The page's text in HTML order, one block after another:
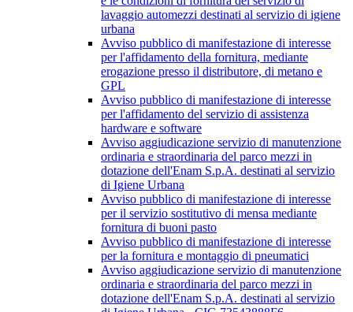
lavaggio automezzi destinati al servizio di igiene
urbana
Avviso pubblico di manifestazione di interesse
per l'affidamento della fornitura, mediante
erogazione presso il distributore, di metano e
GPL
Avviso pubblico di manifestazione di interesse
per l'affidamento del servizio di assistenza
hardware e software
Avviso aggiudicazione servizio di manutenzione
ordinaria e straordinaria del parco mezzi in
dotazione dell'Enam S.p.A. destinati al servizio
di Igiene Urbana
Avviso pubblico di manifestazione di interesse
per il servizio sostitutivo di mensa mediante
fornitura di buoni pasto
Avviso pubblico di manifestazione di interesse
per la fornitura e montaggio di pneumatici
Avviso aggiudicazione servizio di manutenzione
ordinaria e straordinaria del parco mezzi in
dotazione dell'Enam S.p.A. destinati al servizio